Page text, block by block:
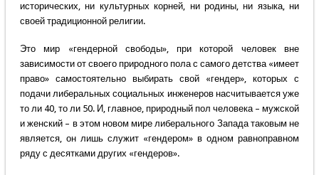
исторических, ни культурных корней, ни родины, ни языка, ни
своей традиционной религии.
Это мир «гендерной свободы», при которой человек вне
зависимости от своего природного пола с самого детства «имеет
право» самостоятельно выбирать свой «гендер», которых с
подачи либеральных социальных инженеров насчитывается уже
то ли 40, то ли 50. И, главное, природный пол человека – мужской
и женский – в этом новом мире либерального Запада таковым не
является, он лишь служит «гендером» в одном равноправном
ряду с десятками других «гендеров».